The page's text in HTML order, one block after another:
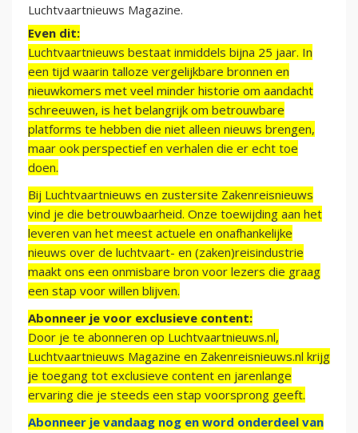
Luchtvaartnieuws Magazine.
Even dit:
Luchtvaartnieuws bestaat inmiddels bijna 25 jaar. In
een tijd waarin talloze vergelijkbare bronnen en
nieuwkomers met veel minder historie om aandacht
schreeuwen, is het belangrijk om betrouwbare
platforms te hebben die niet alleen nieuws brengen,
maar ook perspectief en verhalen die er echt toe
doen.
Bij Luchtvaartnieuws en zustersite Zakenreisnieuws
vind je die betrouwbaarheid. Onze toewijding aan het
leveren van het meest actuele en onafhankelijke
nieuws over de luchtvaart- en (zaken)reisindustrie
maakt ons een onmisbare bron voor lezers die graag
een stap voor willen blijven.
Abonneer je voor exclusieve content:
Door je te abonneren op Luchtvaartnieuws.nl,
Luchtvaartnieuws Magazine en Zakenreisnieuws.nl krijg
je toegang tot exclusieve content en jarenlange
ervaring die je steeds een stap voorsprong geeft.
Abonneer je vandaag nog en word onderdeel van